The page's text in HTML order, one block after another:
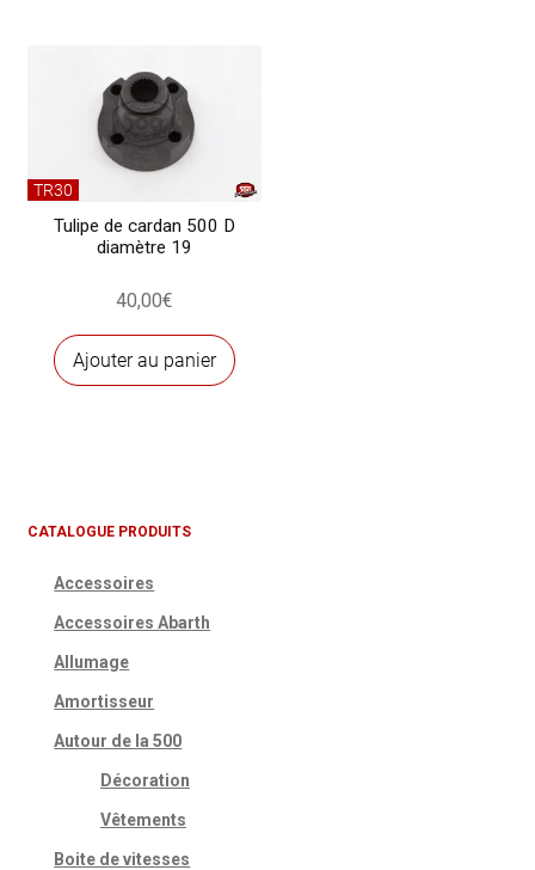
TR30
Tulipe de cardan 500 D
diamètre 19
40,00€
Ajouter au panier
CATALOGUE PRODUITS
Accessoires
Accessoires Abarth
Allumage
Amortisseur
Autour de la 500
Décoration
Vêtements
Boite de vitesses